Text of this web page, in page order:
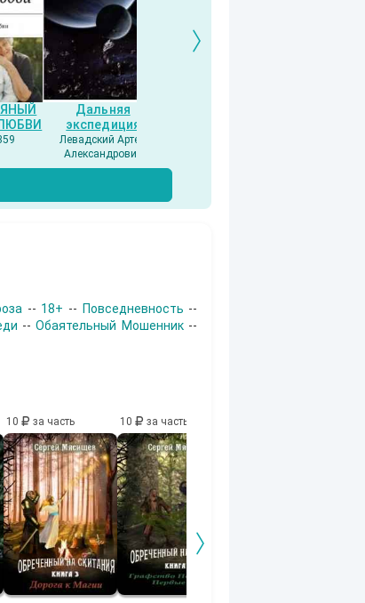
Дальняя
экспедиция
Левадский Артем
Александрович
-- 18+ -- Повседневность --
--Обаятельный Мошенник--
10 за часть 10 за часть